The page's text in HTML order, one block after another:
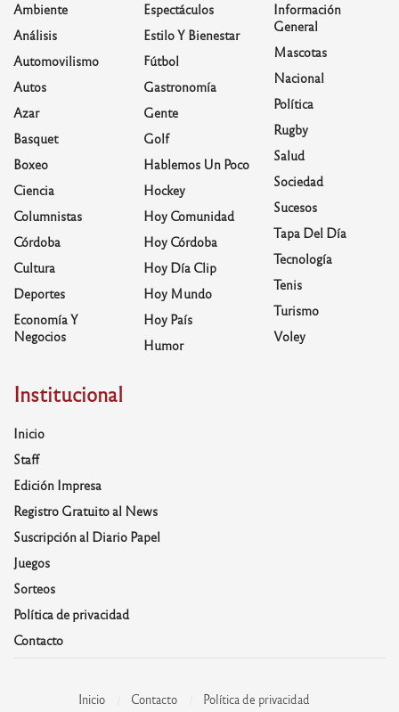
Ambiente
Análisis
Automovilismo
Autos
Azar
Basquet
Boxeo
Ciencia
Columnistas
Córdoba
Cultura
Deportes
Economía Y
Negocios
Espectáculos
Estilo Y Bienestar
Fútbol
Gastronomía
Gente
Golf
Hablemos Un Poco
Hockey
Hoy Comunidad
Hoy Córdoba
Hoy Día Clip
Hoy Mundo
Hoy País
Humor
Información
General
Mascotas
Nacional
Política
Rugby
Salud
Sociedad
Sucesos
Tapa Del Día
Tecnología
Tenis
Turismo
Voley
Institucional
Inicio
Staff
Edición Impresa
Registro Gratuito al News
Suscripción al Diario Papel
Juegos
Sorteos
Política de privacidad
Contacto
Inicio Contacto Política de privacidad